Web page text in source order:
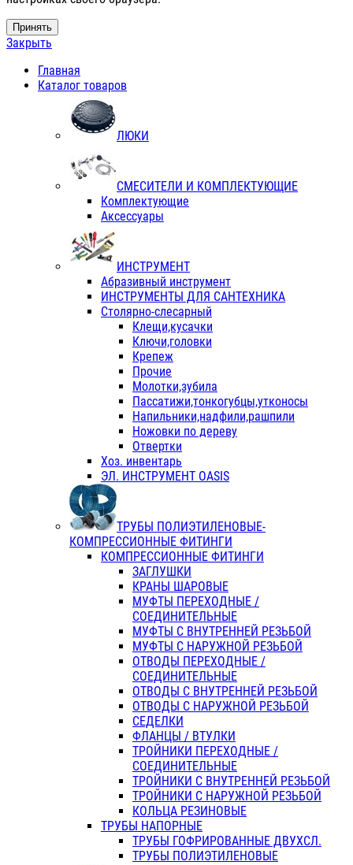
Принять
Закрыть
Главная
Каталог товаров
ЛЮКИ
СМЕСИТЕЛИ И КОМПЛЕКТУЮЩИЕ
Комплектующие
Аксессуары
ИНСТРУМЕНТ
Абразивный инструмент
ИНСТРУМЕНТЫ ДЛЯ САНТЕХНИКА
Столярно-слесарный
Клещи,кусачки
Ключи,головки
Крепеж
Прочие
Молотки,зубила
Пассатижи,тонкогубцы,утконосы
Напильники,надфили,рашпили
Ножовки по дереву
Отвертки
Хоз. инвентарь
ЭЛ. ИНСТРУМЕНТ OASIS
ТРУБЫ ПОЛИЭТИЛЕНОВЫЕ-
КОМПРЕССИОННЫЕ ФИТИНГИ
КОМПРЕССИОННЫЕ ФИТИНГИ
ЗАГЛУШКИ
КРАНЫ ШАРОВЫЕ
МУФТЫ ПЕРЕХОДНЫЕ /
СОЕДИНИТЕЛЬНЫЕ
МУФТЫ С ВНУТРЕННЕЙ РЕЗЬБОЙ
МУФТЫ С НАРУЖНОЙ РЕЗЬБОЙ
ОТВОДЫ ПЕРЕХОДНЫЕ /
СОЕДИНИТЕЛЬНЫЕ
ОТВОДЫ С ВНУТРЕННЕЙ РЕЗЬБОЙ
ОТВОДЫ С НАРУЖНОЙ РЕЗЬБОЙ
СЕДЕЛКИ
ФЛАНЦЫ / ВТУЛКИ
ТРОЙНИКИ ПЕРЕХОДНЫЕ /
СОЕДИНИТЕЛЬНЫЕ
ТРОЙНИКИ С ВНУТРЕННЕЙ РЕЗЬБОЙ
ТРОЙНИКИ С НАРУЖНОЙ РЕЗЬБОЙ
КОЛЬЦА РЕЗИНОВЫЕ
ТРУБЫ НАПОРНЫЕ
ТРУБЫ ГОФРИРОВАННЫЕ ДВУХСЛ.
ТРУБЫ ПОЛИЭТИЛЕНОВЫЕ